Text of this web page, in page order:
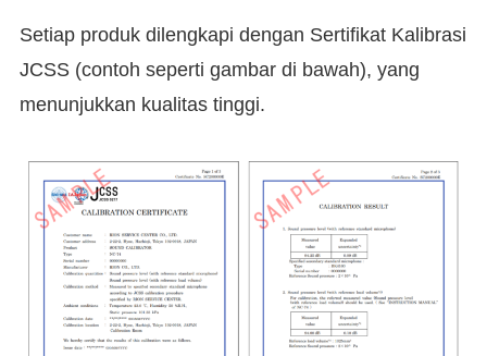
Setiap produk dilengkapi dengan Sertifikat Kalibrasi
JCSS (contoh seperti gambar di bawah), yang
menunjukkan kualitas tinggi.